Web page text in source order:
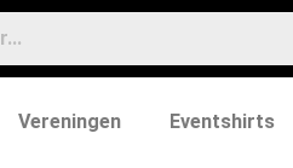
Vereningen Eventshirts